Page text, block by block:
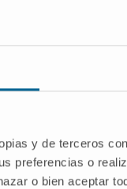
y de terceros
preferencias o
o bien aceptar
Manejo y
oncológicos